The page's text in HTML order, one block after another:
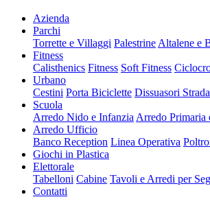
Azienda
Parchi
Torrette e Villaggi Palestrine Altalene e
Fitness
Calisthenics Fitness Soft Fitness
Urbano
Cestini Porta Biciclette Dissuasori
Scuola
Arredo Nido e Infanzia Arredo Primaria
Arredo Ufficio
Banco Reception Linea Operativa
Giochi in Plastica
Elettorale
Tabelloni Cabine Tavoli e Arredi per
Contatti